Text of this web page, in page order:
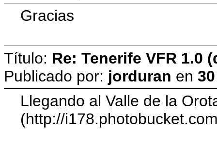
Gracias
Título: Re: Tenerife VFR 1.0
Publicado por: jorduran en
Llegando al Valle de la
(http://